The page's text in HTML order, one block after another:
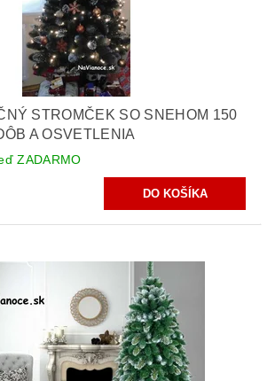
STROMČEK SO SNEHOM 150
A OSVETLENIA
ZADARMO